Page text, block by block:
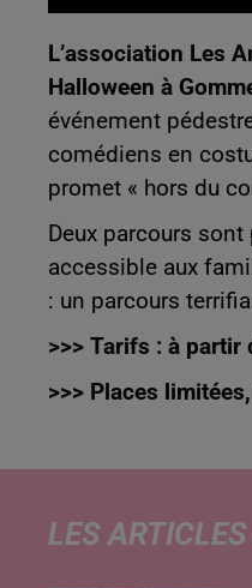
L’association Les
Halloween à
événement
comédiens en
promet « hors du
Deux parcours
accessible aux
: un parcours
>>> Tarifs : à partir
>>> Places
LES